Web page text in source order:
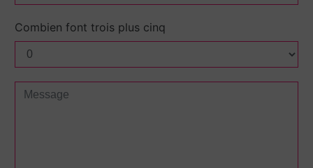
Combien font trois plus cinq